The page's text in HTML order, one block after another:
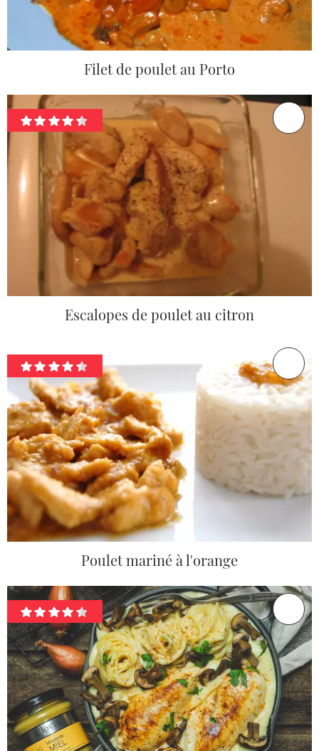
Filet de poulet au Porto
Escalopes de poulet au citron
Poulet mariné à l'orange